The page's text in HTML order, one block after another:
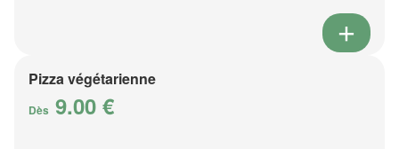
Pizza végétarienne
Dès 9.00 €